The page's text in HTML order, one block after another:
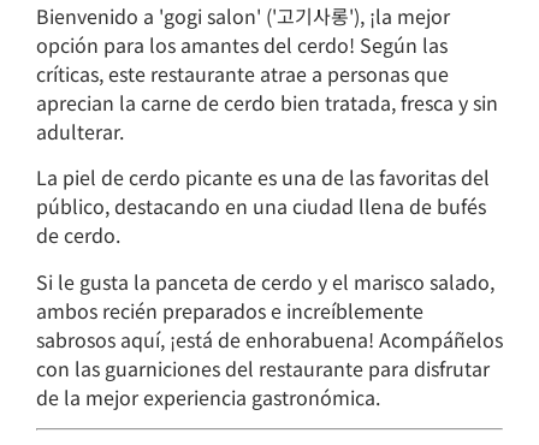
Bienvenido a 'gogi salon' ('고기사롱'), ¡la mejor
opción para los amantes del cerdo! Según las
críticas, este restaurante atrae a personas que
aprecian la carne de cerdo bien tratada, fresca y sin
adulterar.
La piel de cerdo picante es una de las favoritas del
público, destacando en una ciudad llena de bufés
de cerdo.
Si le gusta la panceta de cerdo y el marisco salado,
ambos recién preparados e increíblemente
sabrosos aquí, ¡está de enhorabuena! Acompáñelos
con las guarniciones del restaurante para disfrutar
de la mejor experiencia gastronómica.